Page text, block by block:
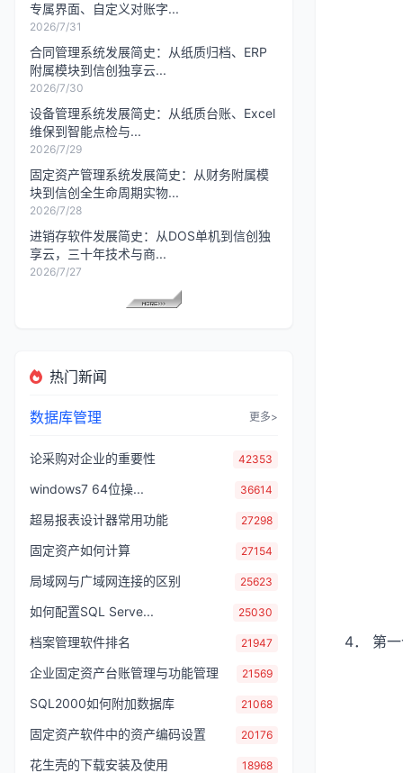
专属界面、自定义对账字...
2026/7/31
合同管理系统发展简史：从纸质归档、ERP
附属模块到信创独享云...
2026/7/30
设备管理系统发展简史：从纸质台账、Excel
维保到智能点检与...
2026/7/29
固定资产管理系统发展简史：从财务附属模
块到信创全生命周期实物...
2026/7/28
进销存软件发展简史：从DOS单机到信创独
享云，三十年技术与商...
2026/7/27
热门新闻
数据库管理 更多>
论采购对企业的重要性 42353
windows7 64位操... 36614
超易报表设计器常用功能 27298
固定资产如何计算 27154
局域网与广域网连接的区别 25623
如何配置SQL Serve... 25030
档案管理软件排名 21947
企业固定资产台账管理与功能管理 21569
SQL2000如何附加数据库 21068
固定资产软件中的资产编码设置 20176
花生壳的下载安装及使用 18968
4． 第